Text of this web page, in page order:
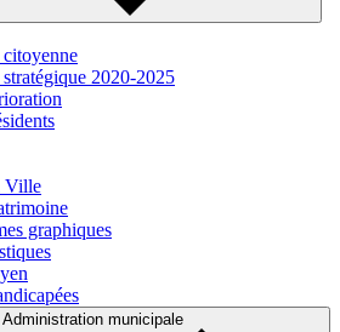
2020-2025
Ville
graphiques
Administration municipale